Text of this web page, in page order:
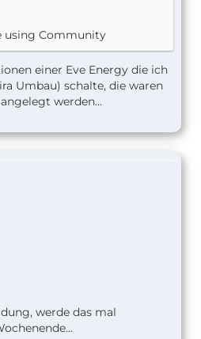
using Community
einer Eve Energy die ich
Umbau) schalte, die waren
werden...
werde das mal